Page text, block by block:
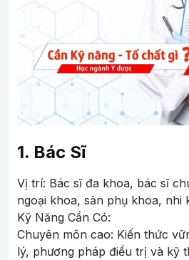
1. Bác Sĩ
Vị trí: Bác sĩ đa khoa, bác sĩ
ngoại khoa, sản phụ khoa, nhi
Kỹ Năng Cần Có:
Chuyên môn cao: Kiến thức
lý, phương pháp điều trị và kỹ